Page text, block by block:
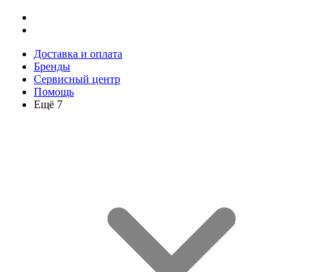
Доставка и оплата
Бренды
Сервисный центр
Помощь
Ещё 7